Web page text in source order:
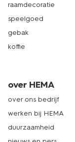
raamdecoratie
speelgoed
gebak
koffie
over HEMA
over ons bedrijf
werken bij HEMA
duurzaamheid